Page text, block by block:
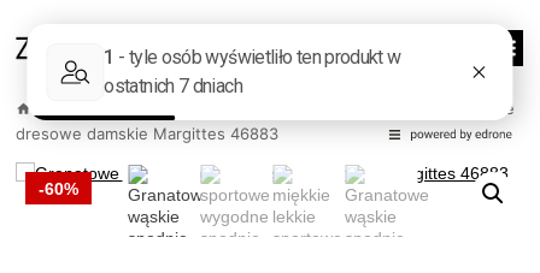
treści
Granatowe wąskie spodnie
dresowe damskie Margittes 46883
-60%